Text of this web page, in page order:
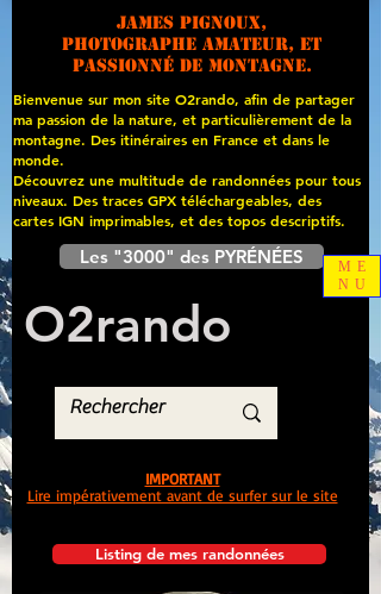
James PIGNOUX,
photographe amateur, et
passionné de montagne.
Bienvenue sur mon site O2rando, afin de partager
ma passion de la nature, et particulièrement de la
montagne. Des itinéraires en France et dans le
monde.
Découvrez une multitude de randonnées pour tous
niveaux. Des traces GPX téléchargeables, des
cartes IGN imprimables, et des topos descriptifs.
Les "3000" des PYRÉNÉES
O2rando
Listing de mes randonnées
IMPORTANT
Lire impérativement avant de surfer sur le site
ME
NU